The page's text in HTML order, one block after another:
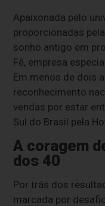
Apaixonada pelo
proporcionadas
sonho antigo em
Fê, empresa
Em menos de dois
reconhecimento
vendas por estar
Sul do Brasil pela
A coragem
dos 40
Por trás dos
marcada por